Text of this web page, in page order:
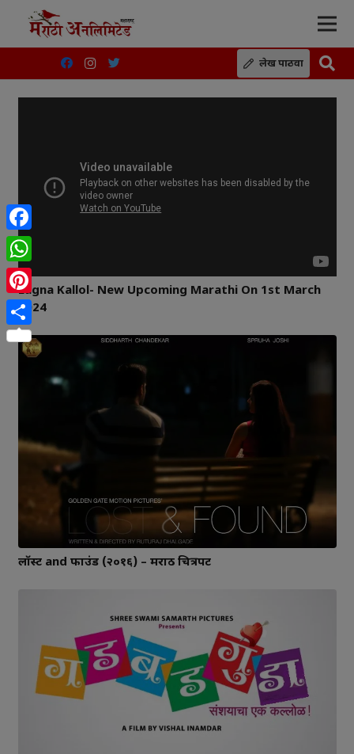
लेख पाठवा
Lagna Kallol- New Upcoming Marathi On 1st March
2024
लॉस्ट and फाउंड (२०१६) – मराठी चित्रपट
Facebook
WhatsApp
Pinterest
Share